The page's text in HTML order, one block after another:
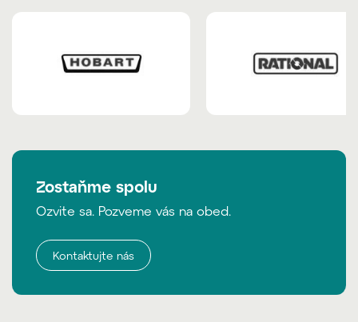
Zostaňme spolu
Ozvite sa. Pozveme vás na obed.
Kontaktujte nás